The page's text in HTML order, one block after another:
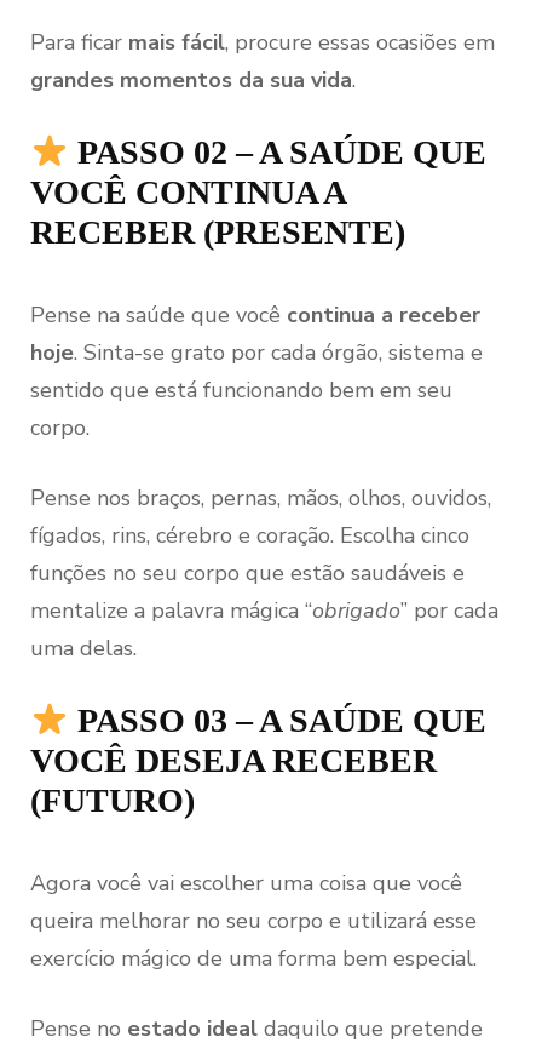
Para ficar mais fácil, procure essas ocasiões em
grandes momentos da sua vida.
PASSO 02 – A SAÚDE QUE
VOCÊ CONTINUA A
RECEBER (PRESENTE)
Pense na saúde que você continua a receber
hoje. Sinta-se grato por cada órgão, sistema e
sentido que está funcionando bem em seu
corpo.
Pense nos braços, pernas, mãos, olhos, ouvidos,
fígados, rins, cérebro e coração. Escolha cinco
funções no seu corpo que estão saudáveis e
mentalize a palavra mágica “obrigado” por cada
uma delas.
PASSO 03 – A SAÚDE QUE
VOCÊ DESEJA RECEBER
(FUTURO)
Agora você vai escolher uma coisa que você
queira melhorar no seu corpo e utilizará esse
exercício mágico de uma forma bem especial.
Pense no estado ideal daquilo que pretende